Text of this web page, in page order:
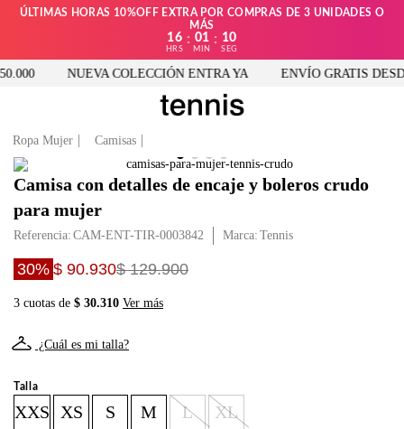
ÚLTIMAS HORAS 10%OFF EXTRA POR COMPRAS DE 3 UNIDADES O
MÁS
16
HRS
: 01
MIN
: 10
SEG
NUEVA COLECCIÓN ENTRA YA ENVÍO GRATIS
Ropa Mujer Camisas
Camisa con detalles de encaje y boleros crudo
para mujer
Referencia: CAM-ENT-TIR-0003842 Tennis
30% $ 90.930$ 129.900
3 cuotas de $ 30.310 Ver más
¿Cuál es mi talla?
Talla
XXS XS S M L XL